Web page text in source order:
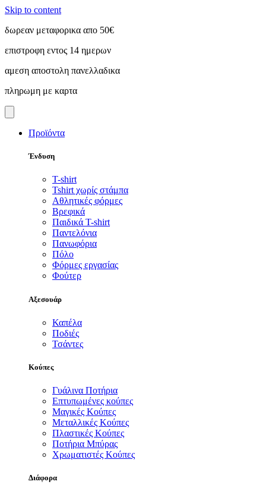
Skip to content
δωρεαν μεταφορικα απο 50€
επιστροφη εντος 14 ημερων
αμεση αποστολη πανελλαδικα
πληρωμη με καρτα
Προϊόντα
Ένδυση
T-shirt
Tshirt χωρίς στάμπα
Αθλητικές φόρμες
Βρεφικά
Παιδικά T-shirt
Παντελόνια
Πανωφόρια
Πόλο
Φόρμες εργασίας
Φούτερ
Αξεσουάρ
Καπέλα
Ποδιές
Τσάντες
Κούπες
Γυάλινα Ποτήρια
Επτυπωμένες κούπες
Μαγικές Κούπες
Μεταλλικές Κούπες
Πλαστικές Κούπες
Ποτήρια Μπύρας
Χρωματιστές Κούπες
Διάφορα